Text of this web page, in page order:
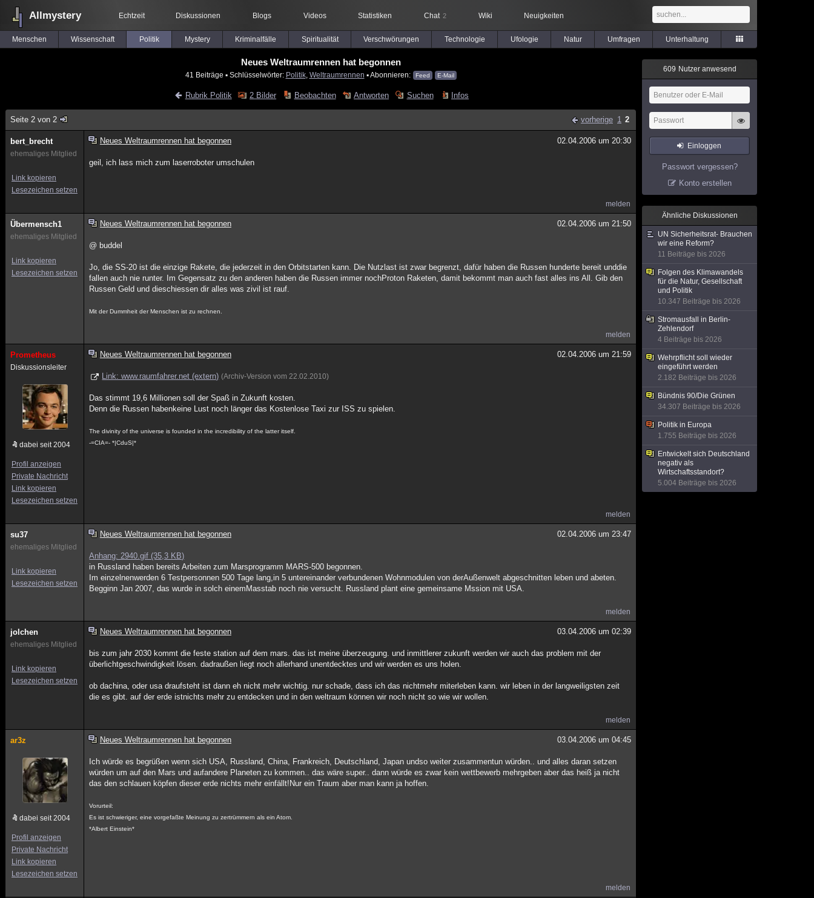
Allmystery Echtzeit Diskussionen Blogs Videos Statistiken Chat 2 Wiki Neuigkeiten
Menschen Wissenschaft Politik Mystery Kriminalfälle Spiritualität Verschwörungen Technologie Ufologie Natur Umfragen Unterhaltung
Neues Weltraumrennen hat begonnen
41 Beiträge ▪ Schlüsselwörter: Politik, Weltraumrennen ▪ Abonnieren: Feed E-Mail
Rubrik Politik 2 Bilder Beobachten Antworten Suchen Infos
Seite 2 von 2 vorherige 1 2
bert_brecht
ehemaliges Mitglied
Link kopieren
Lesezeichen setzen
Neues Weltraumrennen hat begonnen 02.04.2006 um 20:30
geil, ich lass mich zum laserroboter umschulen
melden
Übermensch1
ehemaliges Mitglied
Link kopieren
Lesezeichen setzen
Neues Weltraumrennen hat begonnen 02.04.2006 um 21:50
@ buddel
Jo, die SS-20 ist die einzige Rakete, die jederzeit in den Orbitstarten kann. Die Nutzlast ist zwar begrenzt, dafür haben die Russen hunderte bereit unddie
fallen auch nie runter. Im Gegensatz zu den anderen haben die Russen immer nochProton Raketen, damit bekommt man auch fast alles ins All. Gib den
Russen Geld und dieschiessen dir alles was zivil ist rauf.
Mit der Dummheit der Menschen ist zu rechnen.
melden
Prometheus
Diskussionsleiter
dabei seit 2004
Profil anzeigen
Private Nachricht
Link kopieren
Lesezeichen setzen
Neues Weltraumrennen hat begonnen 02.04.2006 um 21:59
Link: www.raumfahrer.net (extern) (Archiv-Version vom 22.02.2010)
Das stimmt 19,6 Millionen soll der Spaß in Zukunft kosten.
Denn die Russen habenkeine Lust noch länger das Kostenlose Taxi zur ISS zu spielen.
The divinity of the universe is founded in the incredibility of the latter itself.
-=CIA=- *|CduS|*
melden
su37
ehemaliges Mitglied
Link kopieren
Lesezeichen setzen
Neues Weltraumrennen hat begonnen 02.04.2006 um 23:47
Anhang: 2940.gif (35,3 KB)
in Russland haben bereits Arbeiten zum Marsprogramm MARS-500 begonnen.
Im einzelnenwerden 6 Testpersonnen 500 Tage lang,in 5 untereinander verbundenen Wohnmodulen von derAußenwelt abgeschnitten leben und abeten.
Begginn Jan 2007, das wurde in solch einemMasstab noch nie versucht. Russland plant eine gemeinsame Mssion mit USA.
melden
jolchen
ehemaliges Mitglied
Link kopieren
Lesezeichen setzen
Neues Weltraumrennen hat begonnen 03.04.2006 um 02:39
bis zum jahr 2030 kommt die feste station auf dem mars. das ist meine überzeugung. und inmittlerer zukunft werden wir auch das problem mit der
überlichtgeschwindigkeit lösen. dadraußen liegt noch allerhand unentdecktes und wir werden es uns holen.
ob dachina, oder usa draufsteht ist dann eh nicht mehr wichtig. nur schade, dass ich das nichtmehr miterleben kann. wir leben in der langweiligsten zeit
die es gibt. auf der erde istnichts mehr zu entdecken und in den weltraum können wir noch nicht so wie wir wollen.
melden
ar3z
dabei seit 2004
Profil anzeigen
Private Nachricht
Link kopieren
Lesezeichen setzen
Neues Weltraumrennen hat begonnen 03.04.2006 um 04:45
Ich würde es begrüßen wenn sich USA, Russland, China, Frankreich, Deutschland, Japan undso weiter zusammentun würden.. und alles daran setzen
würden um auf den Mars und aufandere Planeten zu kommen.. das wäre super.. dann würde es zwar kein wettbewerb mehrgeben aber das heiß ja nicht
das den schlauen köpfen dieser erde nichts mehr einfällt!Nur ein Traum aber man kann ja hoffen.
Vorurteil:
Es ist schwieriger, eine vorgefaßte Meinung zu zertrümmern als ein Atom.
*Albert Einstein*
melden
609 Nutzer anwesend
Einloggen
Passwort vergessen?
Konto erstellen
Ähnliche Diskussionen
UN Sicherheitsrat- Brauchen
wir eine Reform?
11 Beiträge bis 2026
Folgen des Klimawandels
für die Natur, Gesellschaft
und Politik
10.347 Beiträge bis 2026
Stromausfall in Berlin-
Zehlendorf
4 Beiträge bis 2026
Wehrpflicht soll wieder
eingeführt werden
2.182 Beiträge bis 2026
Bündnis 90/Die Grünen
34.307 Beiträge bis 2026
Politik in Europa
1.755 Beiträge bis 2026
Entwickelt sich Deutschland
negativ als
Wirtschaftsstandort?
5.004 Beiträge bis 2026